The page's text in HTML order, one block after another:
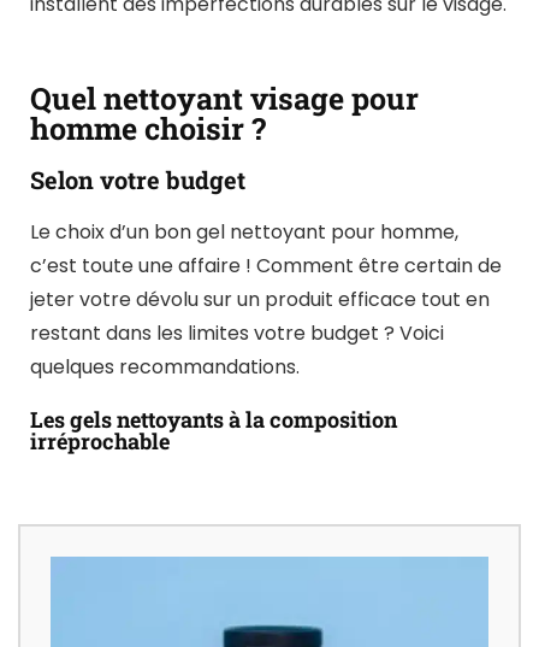
Quel nettoyant visage pour
homme choisir ?
Selon votre budget
Le choix d’un bon gel nettoyant pour homme,
c’est toute une affaire ! Comment être certain de
jeter votre dévolu sur un produit efficace tout en
restant dans les limites votre budget ? Voici
quelques recommandations.
Les gels nettoyants à la composition
irréprochable